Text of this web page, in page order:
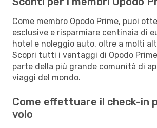
Come membro Opodo Prime, puoi
esclusive e risparmiare centinaia di
hotel e noleggio auto, oltre a molti
Scopri tutti i vantaggi di Opodo
parte della più grande comunità di
viaggi del mondo.
Come effettuare il check-in
volo